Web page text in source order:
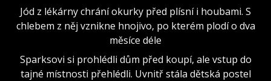
Jód z lékárny chrání okurky před plísní i houbami. S
chlebem z něj vznikne hnojivo, po kterém plodí o dva
měsíce déle
Sparksovi si prohlédli dům před koupí, ale vstup do
tajné místnosti přehlédli. Uvnitř stála dětská postel